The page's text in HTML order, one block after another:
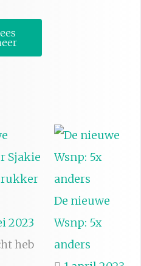
rukker
2023
heb
De nieuwe
Wsnp: 5x
anders